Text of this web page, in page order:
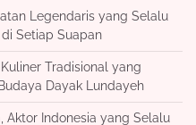
Legendaris yang Selalu
Setiap Suapan
Kuliner Tradisional yang
Dayak Lundayeh
Aktor Indonesia yang Selalu